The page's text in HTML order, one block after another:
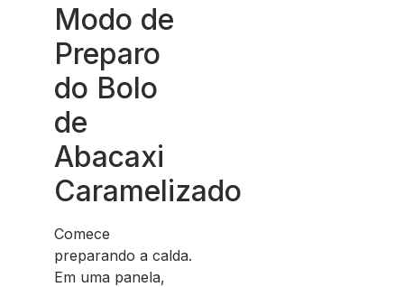
Modo de
Preparo
do Bolo
de
Abacaxi
Caramelizado
Comece
preparando a calda.
Em uma panela,